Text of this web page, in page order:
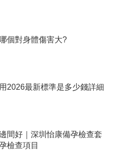
個對身體傷害大?
2026最新標準是多少錢詳細
間好｜深圳怡康備孕檢查套
檢查項目